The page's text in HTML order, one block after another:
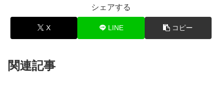
シェアする
X LINE コピー
関連記事